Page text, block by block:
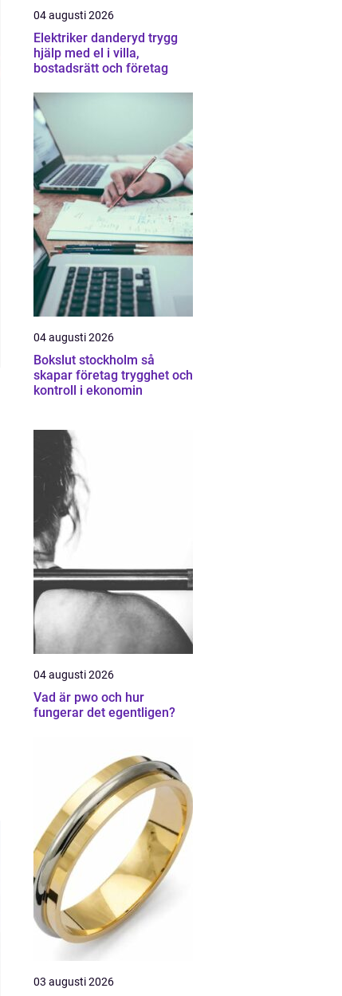
04 augusti 2026
Elektriker danderyd trygg
hjälp med el i villa,
bostadsrätt och företag
04 augusti 2026
Bokslut stockholm så
skapar företag trygghet och
kontroll i ekonomin
04 augusti 2026
Vad är pwo och hur
fungerar det egentligen?
03 augusti 2026